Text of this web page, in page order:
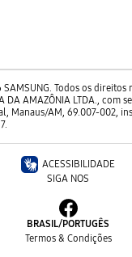
Todos os direitos
DA AMAZÔNIA LTDA., com
Manaus/AM, 69.007-002,
BRASIL/PORTUGÊS
Termos & Condições
ACESSIBILIDADE
SIGA NOS